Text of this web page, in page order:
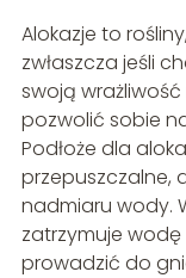
Alokazje to
zwłaszcza jeśli
swoją
pozwolić sobie
Podłoże dla
przepuszczalne,
nadmiaru wody.
zatrzymuje
prowadzić do